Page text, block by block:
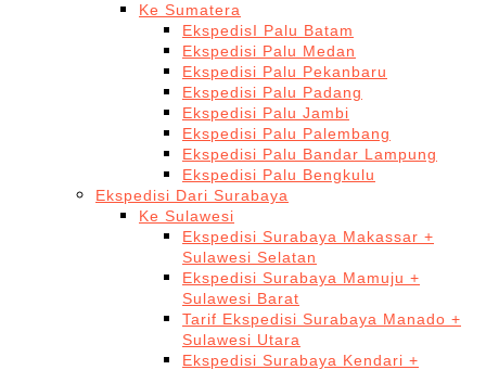
Ke Sumatera
EkspedisI Palu Batam
Ekspedisi Palu Medan
Ekspedisi Palu Pekanbaru
Ekspedisi Palu Padang
Ekspedisi Palu Jambi
Ekspedisi Palu Palembang
Ekspedisi Palu Bandar Lampung
Ekspedisi Palu Bengkulu
Ekspedisi Dari Surabaya
Ke Sulawesi
Ekspedisi Surabaya Makassar +
Sulawesi Selatan
Ekspedisi Surabaya Mamuju +
Sulawesi Barat
Tarif Ekspedisi Surabaya Manado +
Sulawesi Utara
Ekspedisi Surabaya Kendari +